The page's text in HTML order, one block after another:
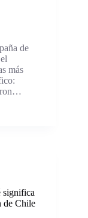
de
más
significa
de Chile